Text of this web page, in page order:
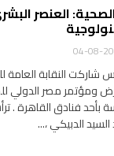
العنصر
شاركت النقابة العامة
ومؤتمر مصر الدولي
فنادق القاهرة .
الدبيكي ،...